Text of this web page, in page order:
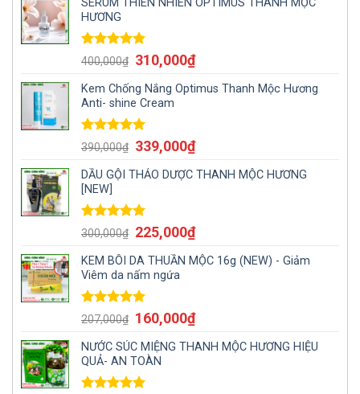
SERUM THIÊN NHIÊN OPTIMUS THANH MỘC
HƯƠNG
Được xếp
hạng
5.00
sao
400,000₫ 310,000₫
Kem Chống Nắng Optimus Thanh Mộc Hương
Anti- shine Cream
Được xếp
hạng
5.00
sao
390,000₫ 339,000₫
DẦU GỘI THẢO DƯỢC THANH MỘC HƯƠNG
[NEW]
Được xếp
hạng
5.00
sao
300,000₫ 225,000₫
KEM BÔI DA THUẦN MỘC 16g (NEW) - Giảm
Viêm da nấm ngứa
Được xếp
hạng
5.00
sao
207,000₫ 160,000₫
NƯỚC SÚC MIỆNG THANH MỘC HƯƠNG HIỆU
QUẢ- AN TOÀN